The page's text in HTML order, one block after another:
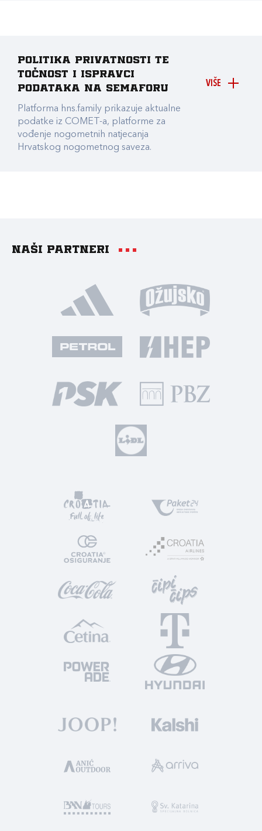
VIŠE
Politika privatnosti te
točnost i ispravci
podataka na Semaforu
Platforma hns.family prikazuje aktualne
podatke iz COMET-a, platforme za
vođenje nogometnih natjecanja
Hrvatskog nogometnog saveza.
Naši partneri